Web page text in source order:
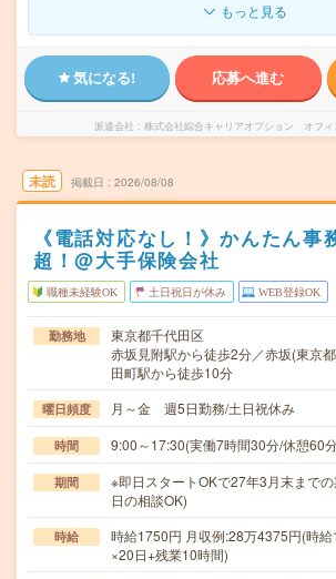
もっと見る
気になる! 応募へ進む
派遣会社 株式会社綜合キャリアオプション オフィ
未読 掲載日 2026/08/08
《電話対応なし！》かんたん事
超！@大手保険会社
職種未経験OK 土日祝日が休み WEB登録OK
勤務地
東京都千代田区
赤坂見附駅から徒歩2分／赤坂(東京
田町駅から徒歩10分
曜日頻度 月～金 週5日勤務/土日祝休み
時間 9:00～17:30(実働7時間30分/休憩60
期間
※即日スタートOKで27年3月末まで
日の相談OK)
時給
時給1750円 月収例:28万4375円(時
×20日+残業10時間)